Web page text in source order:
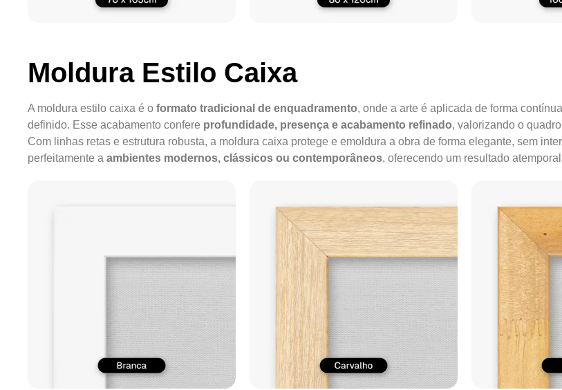
Moldura Estilo Caixa
A moldura estilo caixa é o formato tradicional de enquadramento, onde a arte é aplicada de forma
definido. Esse acabamento confere profundidade, presença e acabamento refinado, valorizando o
Com linhas retas e estrutura robusta, a moldura caixa protege e emoldura a obra de forma elegante, sem
perfeitamente a ambientes modernos, clássicos ou contemporâneos, oferecendo um resultado